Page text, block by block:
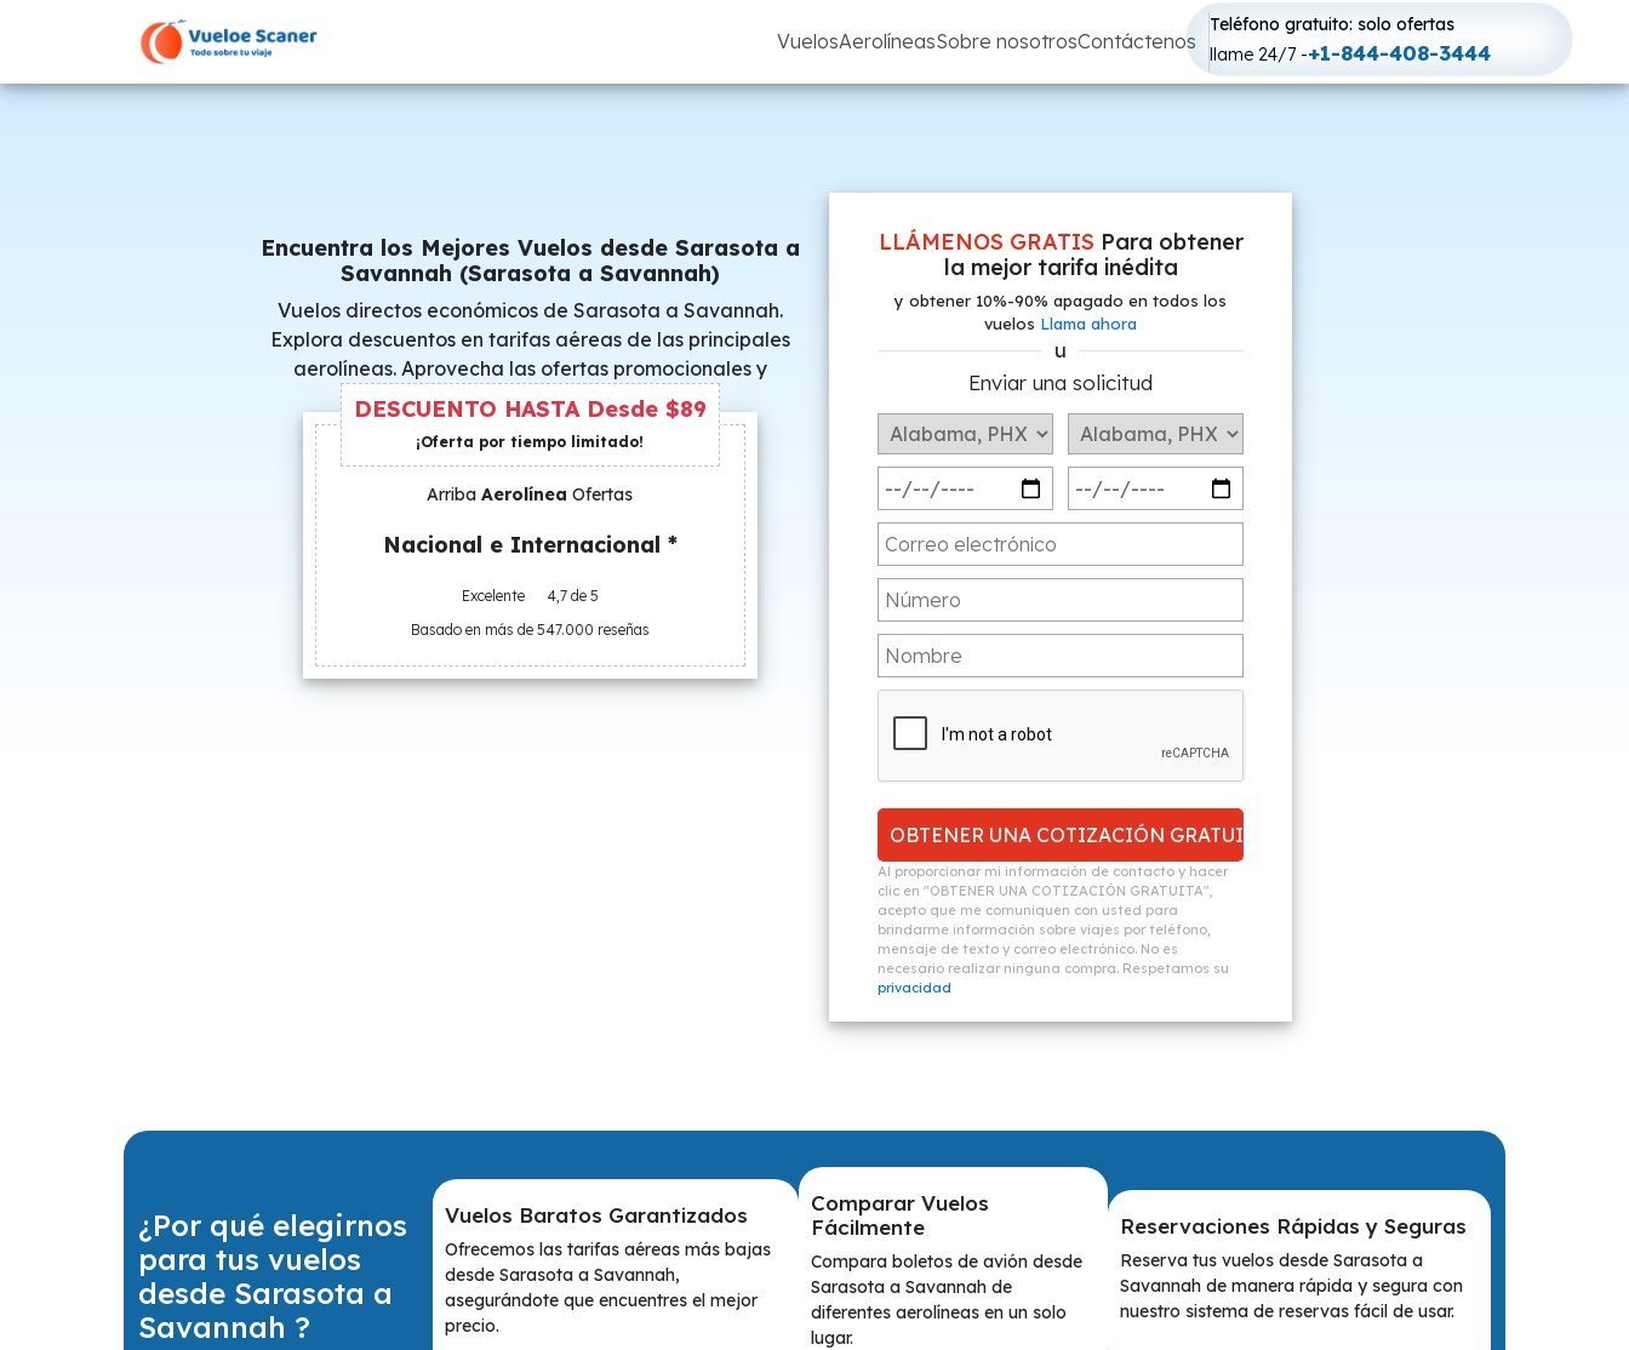
VuelosAerolíneasSobre nosotrosContáctenos
Teléfono gratuito: solo ofertas
llame 24/7 -+1-844-408-3444
Encuentra los Mejores Vuelos desde Sarasota a
Savannah (Sarasota a Savannah)
Vuelos directos económicos de Sarasota a Savannah.
Explora descuentos en tarifas aéreas de las principales
aerolíneas. Aprovecha las ofertas promocionales y
consigue precios especiales.
DESCUENTO HASTA Desde $89
¡Oferta por tiempo limitado!
Arriba Aerolínea Ofertas
Nacional e Internacional *
Excelente
4,7 de 5
Basado en más de 547.000 reseñas
LLÁMENOS GRATIS Para obtener
la mejor tarifa inédita
y obtener 10%-90% apagado en todos los
vuelos Llama ahora
u
Enviar una solicitud
Al proporcionar mi información de contacto y hacer
clic en "OBTENER UNA COTIZACIÓN GRATUITA",
acepto que me comuniquen con usted para
brindarme información sobre viajes por teléfono,
mensaje de texto y correo electrónico. No es
necesario realizar ninguna compra. Respetamos su
privacidad
¿Por qué elegirnos
para tus vuelos
desde Sarasota a
Savannah ?
Vuelos Baratos Garantizados
Ofrecemos las tarifas aéreas más bajas
desde Sarasota a Savannah,
asegurándote que encuentres el mejor
precio.
Comparar Vuelos
Fácilmente
Compara boletos de avión desde
Sarasota a Savannah de
diferentes aerolíneas en un solo
lugar.
Reservaciones Rápidas y Seguras
Reserva tus vuelos desde Sarasota a
Savannah de manera rápida y segura con
nuestro sistema de reservas fácil de usar.